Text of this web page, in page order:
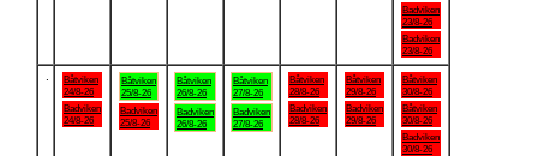
Badviken
23/8-26
Badviken
23/8-26
Båtviken
24/8-26
Badviken
24/8-26
Båtviken
25/8-26
Badviken
25/8-26
Båtviken
26/8-26
Badviken
26/8-26
Båtviken
27/8-26
Badviken
27/8-26
Båtviken
28/8-26
Badviken
28/8-26
Båtviken
29/8-26
Badviken
29/8-26
Båtviken
30/8-26
Båtviken
30/8-26
Badviken
30/8-26